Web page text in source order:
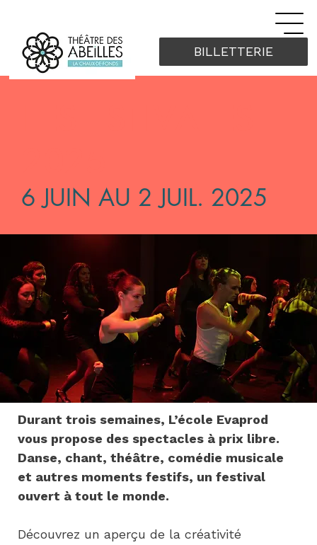
BILLETTERIE
Durant trois semaines, L’école Evaprod
vous propose des spectacles à prix libre.
Danse, chant, théâtre, comédie musicale
et autres moments festifs, un festival
ouvert à tout le monde.
Découvrez un aperçu de la créativité
6 JUIN AU 2 JUIL. 2025